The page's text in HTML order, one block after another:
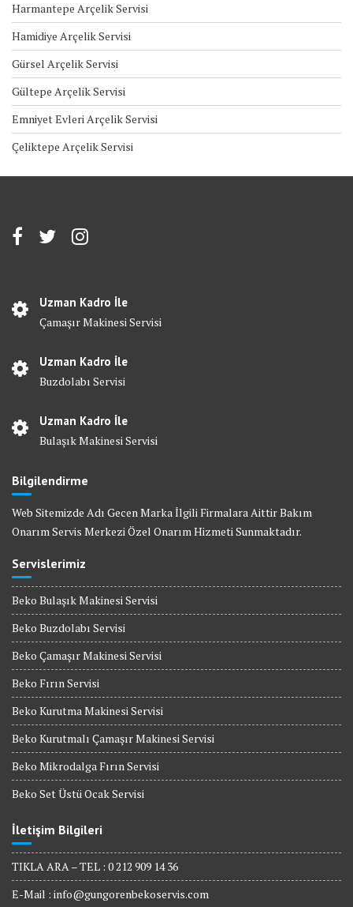
Harmantepe Arçelik Servisi
Hamidiye Arçelik Servisi
Gürsel Arçelik Servisi
Gültepe Arçelik Servisi
Emniyet Evleri Arçelik Servisi
Çeliktepe Arçelik Servisi
Uzman Kadro İle
Çamaşır Makinesi Servisi
Uzman Kadro İle
Buzdolabı Servisi
Uzman Kadro İle
Bulaşık Makinesi Servisi
Bilgilendirme
Web Sitemizde Adı Gecen Marka İlgili Firmalara Aittir Bakım
Onarım Servis Merkezi Özel Onarım Hizmeti Sunmaktadır.
Servislerimiz
Beko Bulaşık Makinesi Servisi
Beko Buzdolabı Servisi
Beko Çamaşır Makinesi Servisi
Beko Fırın Servisi
Beko Kurutma Makinesi Servisi
Beko Kurutmalı Çamaşır Makinesi Servisi
Beko Mikrodalga Fırın Servisi
Beko Set Üstü Ocak Servisi
İletişim Bilgileri
TIKLA ARA – TEL : 0 212 909 14 36
E-Mail : info@gungorenbekoservis.com